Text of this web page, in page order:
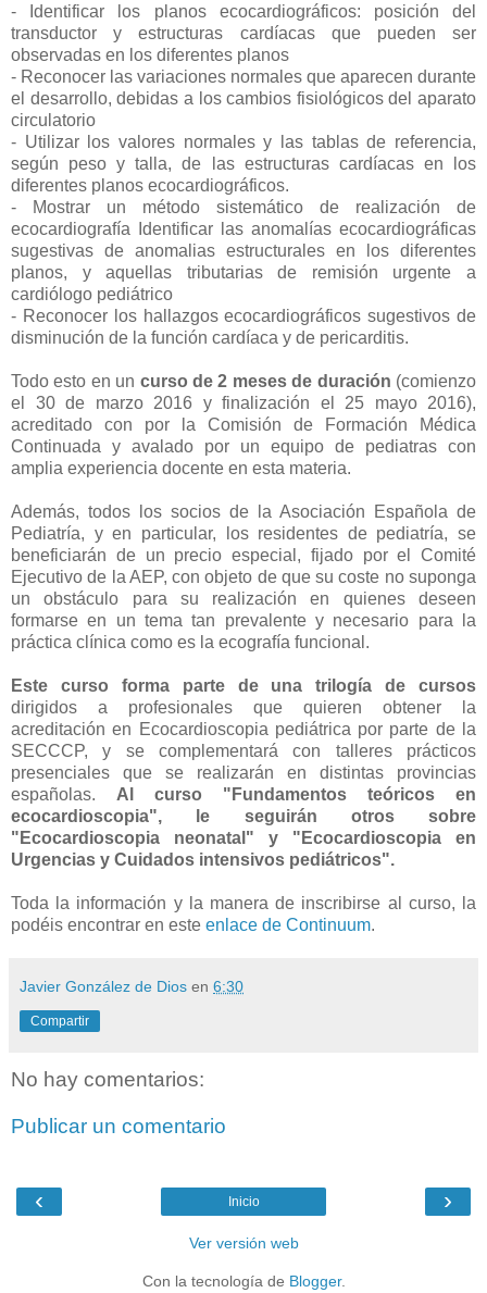
- Identificar los planos ecocardiográficos: posición del
transductor y estructuras cardíacas que pueden ser
observadas en los diferentes planos
- Reconocer las variaciones normales que aparecen durante
el desarrollo, debidas a los cambios fisiológicos del aparato
circulatorio
- Utilizar los valores normales y las tablas de referencia,
según peso y talla, de las estructuras cardíacas en los
diferentes planos ecocardiográficos.
- Mostrar un método sistemático de realización de
ecocardiografía Identificar las anomalías ecocardiográficas
sugestivas de anomalias estructurales en los diferentes
planos, y aquellas tributarias de remisión urgente a
cardiólogo pediátrico
- Reconocer los hallazgos ecocardiográficos sugestivos de
disminución de la función cardíaca y de pericarditis.
Todo esto en un curso de 2 meses de duración (comienzo
el 30 de marzo 2016 y finalización el 25 mayo 2016),
acreditado con por la Comisión de Formación Médica
Continuada y avalado por un equipo de pediatras con
amplia experiencia docente en esta materia.
Además, todos los socios de la Asociación Española de
Pediatría, y en particular, los residentes de pediatría, se
beneficiarán de un precio especial, fijado por el Comité
Ejecutivo de la AEP, con objeto de que su coste no suponga
un obstáculo para su realización en quienes deseen
formarse en un tema tan prevalente y necesario para la
práctica clínica como es la ecografía funcional.
Este curso forma parte de una trilogía de cursos
dirigidos a profesionales que quieren obtener la
acreditación en Ecocardioscopia pediátrica por parte de la
SECCCP, y se complementará con talleres prácticos
presenciales que se realizarán en distintas provincias
españolas. Al curso "Fundamentos teóricos en
ecocardioscopia", le seguirán otros sobre
"Ecocardioscopia neonatal" y "Ecocardioscopia en
Urgencias y Cuidados intensivos pediátricos".
Toda la información y la manera de inscribirse al curso, la
podéis encontrar en este enlace de Continuum.
Javier González de Dios en 6:30
Compartir
No hay comentarios:
Publicar un comentario
‹ ›
Inicio
Ver versión web
Con la tecnología de Blogger.